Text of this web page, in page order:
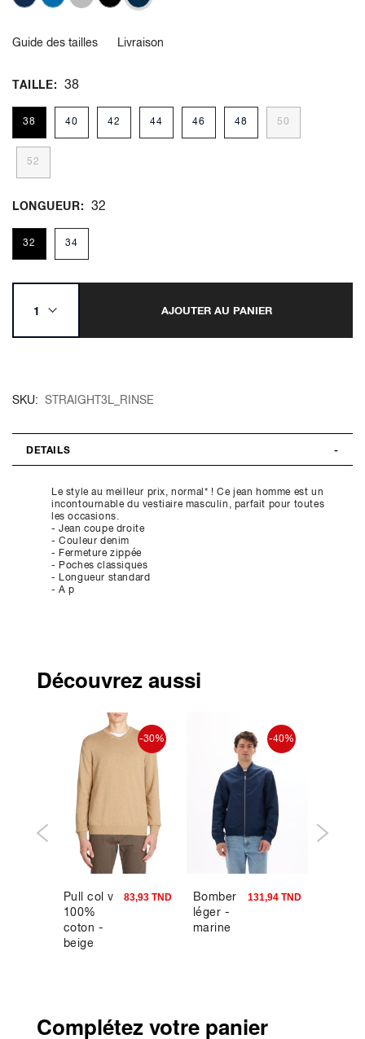
Guide des tailles Livraison
TAILLE 38
38 40 42 44 46 48 50
52
LONGUEUR 32
32 34
AJOUTER AU PANIER
SKU STRAIGHT3L_RINSE
DETAILS
Le style au meilleur prix, normal* ! Ce jean homme est un
incontournable du vestiaire masculin, parfait pour toutes
les occasions.
- Jean coupe droite
- Couleur denim
- Fermeture zippée
- Poches classiques
- Longueur standard
- A p
Découvrez aussi
-30%
Pull col v
100%
coton -
beige
83,93 TND
-40%
Bomber
léger -
marine
131,94 TND
Complétez votre panier